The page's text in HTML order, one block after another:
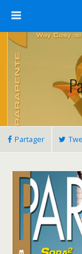
Partager